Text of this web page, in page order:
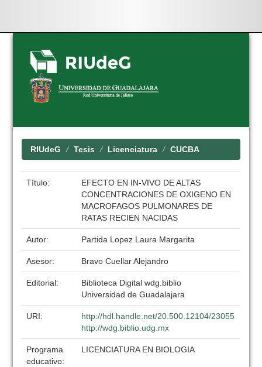
Skip
navigation
RIUdeG Tesis Licenciatura CUCBA
Título:
EFECTO EN IN-VIVO DE ALTAS
CONCENTRACIONES DE OXIGENO EN
MACROFAGOS PULMONARES DE
RATAS RECIEN NACIDAS
Autor: Partida Lopez Laura Margarita
Asesor: Bravo Cuellar Alejandro
Editorial:
Biblioteca Digital wdg.biblio
Universidad de Guadalajara
URI:
http://hdl.handle.net/20.500.12104/23055
http://wdg.biblio.udg.mx
Programa
educativo:
LICENCIATURA EN BIOLOGIA